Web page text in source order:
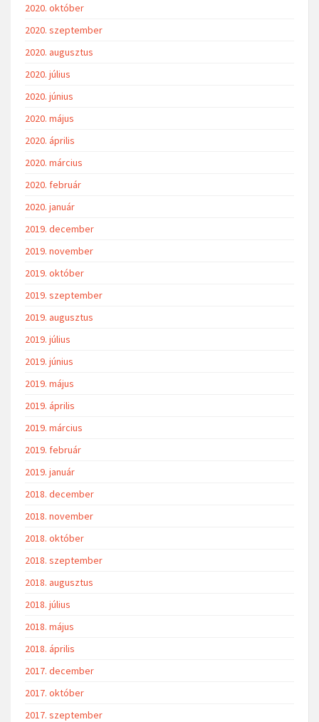
2020. október
2020. szeptember
2020. augusztus
2020. július
2020. június
2020. május
2020. április
2020. március
2020. február
2020. január
2019. december
2019. november
2019. október
2019. szeptember
2019. augusztus
2019. július
2019. június
2019. május
2019. április
2019. március
2019. február
2019. január
2018. december
2018. november
2018. október
2018. szeptember
2018. augusztus
2018. július
2018. május
2018. április
2017. december
2017. október
2017. szeptember